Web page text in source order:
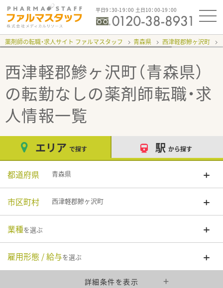
平日9：30-19：00 土日10：00-19：00
薬剤師の転職・求人サイト ファルマスタッフ 青森県 西津軽郡鰺ヶ沢町
西津軽郡鰺ヶ沢町（青森県）
の転勤なしの薬剤師転職・求
人情報一覧
エリア で探す 駅 から探す
都道府県 青森県
市区町村 西津軽郡鰺ヶ沢町
業種を選ぶ
雇用形態 / 給与を選ぶ
詳細条件を表示